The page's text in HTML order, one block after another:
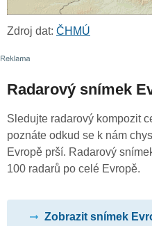
Zdroj dat: ČHMÚ
Radarový snímek
Sledujte radarový kompozit
poznáte odkud se k nám
Evropě prší. Radarový
100 radarů po celé Evropě.
Zobrazit snímek